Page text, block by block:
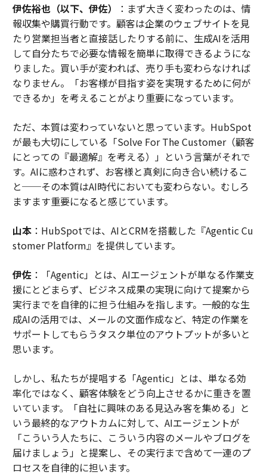
伊佐裕也（以下、伊佐）
：まず大きく変わったのは、情
報収集や購買行動です。顧客は企業のウェブサイトを見
たり営業担当者と直接話したりする前に、生成AIを活用
して自分たちで必要な情報を簡単に取得できるようにな
りました。買い手が変われば、売り手も変わらなければ
なりません。「お客様が目指す姿を実現するために何が
できるか」を考えることがより重要になっています。
ただ、本質は変わっていないと思っています。HubSpot
が最も大切にしている「Solve For The Customer（顧客
にとっての『最適解』を考える）」という言葉がそれで
す。AIに惑わされず、お客様と真剣に向き合い続けるこ
と──その本質はAI時代においても変わらない。むしろ
ますます重要になると感じています。
山本：HubSpotでは、AIとCRMを搭載した『Agentic Cu
stomer Platform』を提供しています。
伊佐：「Agentic」とは、AIエージェントが単なる作業支
援にとどまらず、ビジネス成果の実現に向けて提案から
実行までを自律的に担う仕組みを指します。一般的な生
成AIの活用では、メールの文面作成など、特定の作業を
サポートしてもらうタスク単位のアウトプットが多いと
思います。
しかし、私たちが提唱する「Agentic」とは、単なる効
率化ではなく、顧客体験をどう向上させるかに重きを置
いています。「自社に興味のある見込み客を集める」と
いう最終的なアウトカムに対して、AIエージェントが
「こういう人たちに、こういう内容のメールやブログを
届けましょう」と提案し、その実行まで含めて一連のプ
ロセスを自律的に担います。